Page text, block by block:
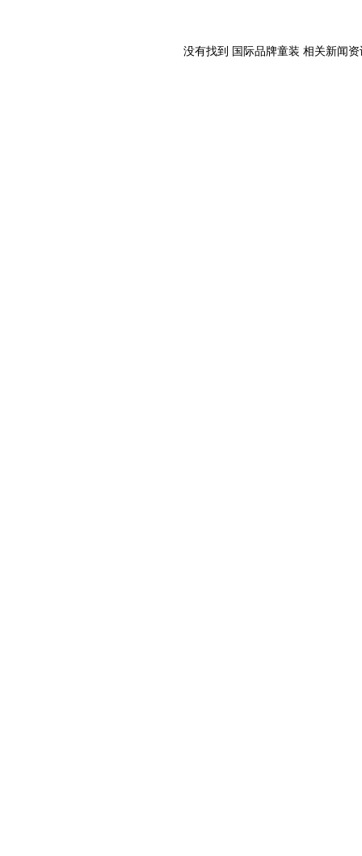
没有找到 国际品牌童装 相关新闻